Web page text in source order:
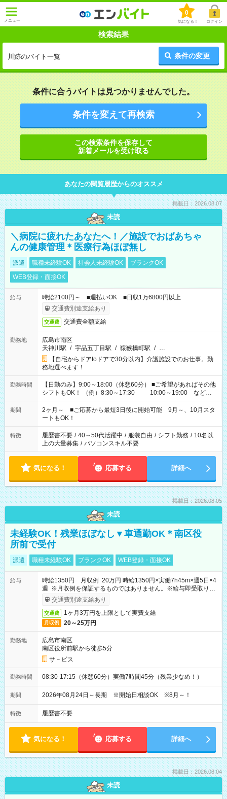
メニュー
0
気になる！ ログイン
検索結果
川跡のバイト一覧 条件の変更
条件に合うバイトは見つかりませんでした。
条件を変えて再検索
この検索条件を保存して
新着メールを受け取る
あなたの閲覧履歴からのオススメ
掲載日：2026.08.07
未読
＼病院に疲れたあなたへ！／施設でおばあちゃ
んの健康管理＊医療行為ほぼ無し
派遣 職種未経験OK 社会人未経験OK
ブランクOK
WEB登録・面接OK
給与
時給2100円～ ■週払いOK ■日収1万6800円以上
交通費別途支給あり
交通費 交通費全額支給
勤務地
広島市南区
天神川駅 / 宇品五丁目駅 / 猿猴橋町駅 / …
【自宅からドアtoドアで30分以内】介護施設でのお仕事。勤
務地選べます！
勤務時間
【日勤のみ】9:00～18:00（休憩60分） ■ご希望があればその他
シフトもOK！ （例）8:30～17:30 10:00～19:00 など
「家族とお休みを合わせたい」 「できれば残業はしたくない」
など、あなたのご希望に沿ったお仕事をご紹介します！ ※Wワ
ーク希望の方へ 今ご覧のお仕事で希望する勤務時間と、もう1つ
のお仕事の勤務時間。 合計で週40時間を超える場合は応募でき
ません
期間
2ヶ月～ ■ご応募から最短3日後に開始可能 9月～、10月スタ
ートもOK！
特徴 履歴書不要 / 40～50代活躍中 / 服装自由 / シフト勤務 / 10名以
上の大量募集 / パソコンスキル不要
気になる！ 応募する 詳細へ
掲載日：2026.08.05
未読
未経験OK！残業ほぼなし▼車通勤OK＊南区役
所前で受付
派遣 職種未経験OK ブランクOK WEB登録・面接OK
給与
時給1350円 月収例 20万円 時給1350円×実働7h45m×週5日×4
週 ※月収例を保証するものではありません。※給与即受取りサ
ービス利用可（利用条件有）
交通費別途支給あり
交通費 1ヶ月3万円を上限として実費支給
月収例 20～25万円
勤務地
広島市南区
南区役所前駅から徒歩5分
サ－ビス
勤務時間 08:30-17:15（休憩60分）実働7時間45分（残業少なめ！）
期間 2026年08月24日～長期 ※開始日相談OK ※8月～！
特徴 履歴書不要
気になる！ 応募する 詳細へ
掲載日：2026.08.04
未読